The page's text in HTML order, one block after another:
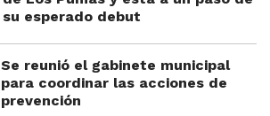
su esperado debut
Se reunió el gabinete municipal
para coordinar las acciones de
prevención